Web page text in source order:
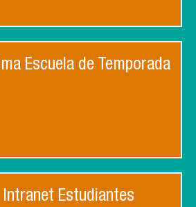
Escuela de Temporada
Intranet Estudiantes